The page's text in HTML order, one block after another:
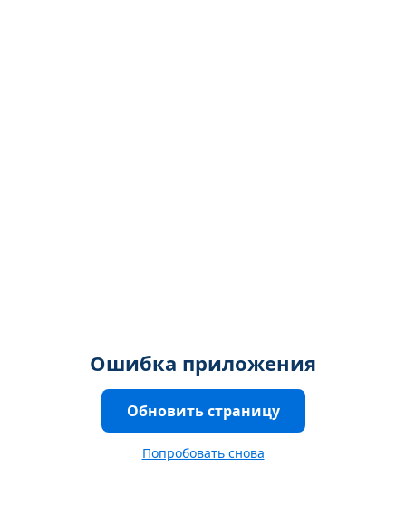
Ошибка приложения
Обновить страницу
Попробовать снова